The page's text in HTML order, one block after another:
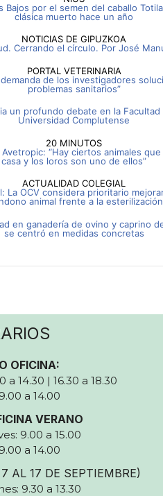
Bajos por el semen del caballo
clásica muerto hace un año
NOTICIAS DE GIPUZKOA
Cerrando el círculo. Por José
PORTAL VETERINARIA
de los investigadores
problemas sanitarios”
un profundo debate en la
Universidad Complutense
20 MINUTOS
“Hay ciertos animales
casa y los loros son uno de ellos”
ACTUALIDAD COLEGIAL
La OCV considera prioritario
animal frente a la
en ganadería de ovino y caprino
se centró en medidas concretas
OFICINA:
a 14.30 | 16.30 a 18.30
a 14.00
VERANO
9.00 a 15.00
a 14.00
AL 17 DE SEPTIEMBRE)
9.30 a 13.30